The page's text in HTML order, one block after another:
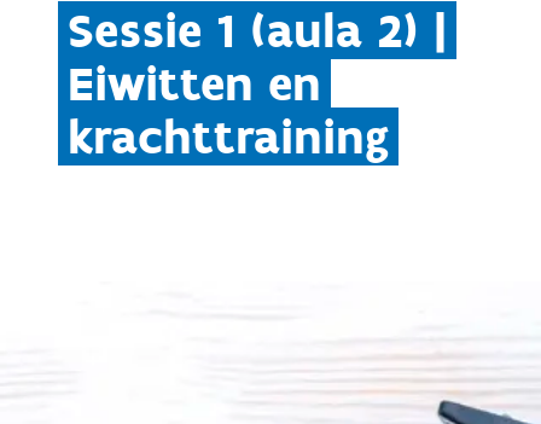
Sessie 1 (aula 2) |
Eiwitten en
krachttraining